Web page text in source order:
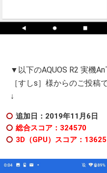
▼以下のAQUOS R2 実機
［すしs］様からのご投稿
↓
追加日：2019年11月6日
総合スコア：324570
3D（GPU）スコア：